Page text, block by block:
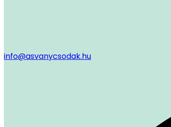
info@asvanycsodak.hu